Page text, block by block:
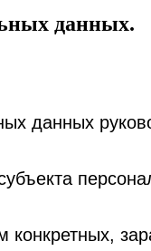
данных.
данных
конкретных,